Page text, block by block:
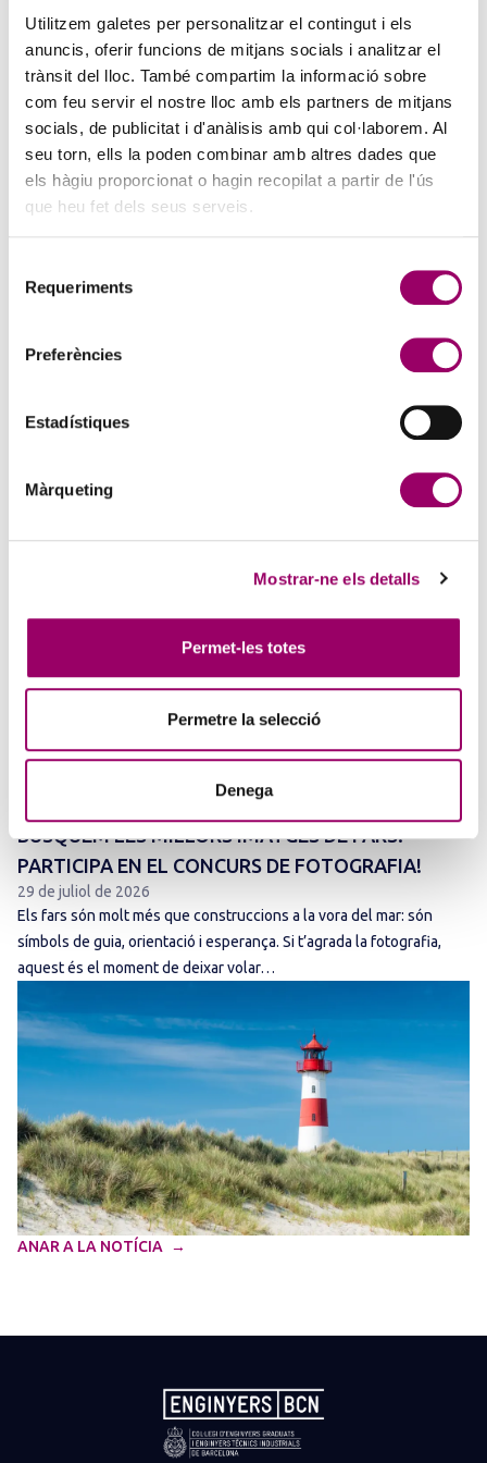
Utilitzem galetes per personalitzar el contingut i els
anuncis, oferir funcions de mitjans socials i analitzar el
trànsit del lloc. També compartim la informació sobre
com feu servir el nostre lloc amb els partners de mitjans
socials, de publicitat i d'anàlisis amb qui col·laborem. Al
seu torn, ells la poden combinar amb altres dades que
els hàgiu proporcionat o hagin recopilat a partir de l'ús
que heu fet dels seus serveis.
Requeriments
Preferències
Estadístiques
Màrqueting
Mostrar-ne els detalls
Permet-les totes
Permetre la selecció
Denega
través de l’art i vols compartir la teva…
ANAR A LA NOTÍCIA
FACILITY MANAGEMENT: LA GESTIÓ DELS
3 d'agost de 2026
Tecnoaula en col·laboració amb el Col·legi de l’Arquitectura
terme els dies 3, 8 i 15 de setembre de 2026,…
BUSQUEM LES MILLORS IMATGES DE FARS:
PARTICIPA EN EL CONCURS DE FOTOGRAFIA!
29 de juliol de 2026
Els fars són molt més que construccions a la vora del mar: són
símbols de guia, orientació i esperança. Si t’agrada la fotografia,
aquest és el moment de deixar volar…
ANAR A LA NOTÍCIA